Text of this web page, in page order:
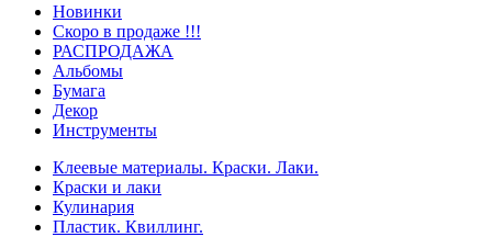
Новинки
Скоро в продаже !!!
РАСПРОДАЖА
Альбомы
Бумага
Декор
Инструменты
Клеевые материалы. Краски. Лаки.
Краски и лаки
Кулинария
Пластик. Квиллинг.